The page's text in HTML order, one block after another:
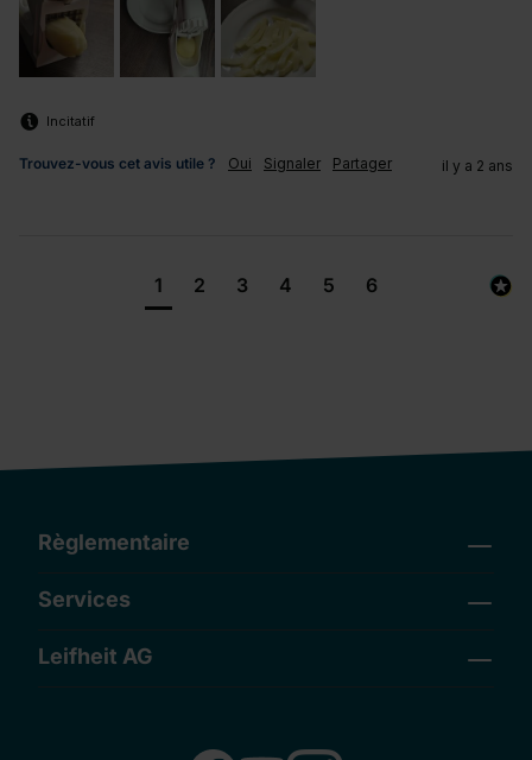
Incitatif
Trouvez-vous cet avis utile ? Oui Signaler Partager il y a 2 ans
1 2 3 4 5 6
Règlementaire
Services
Leifheit AG